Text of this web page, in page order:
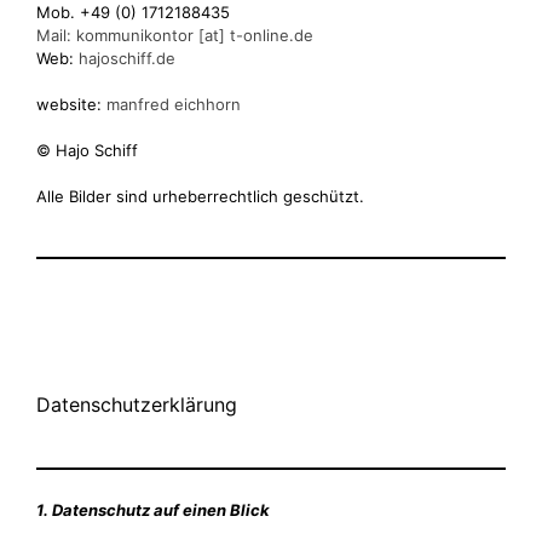
Mob. +49 (0) 1712188435
Mail: kommunikontor [at] t-online.de
Web: hajoschiff.de
website: manfred eichhorn
© Hajo Schiff
Alle Bilder sind urheberrechtlich geschützt.
Datenschutzerklärung
1. Datenschutz auf einen Blick